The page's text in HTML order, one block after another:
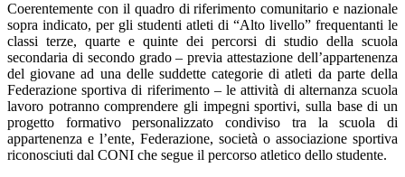
Coerentemente con il quadro di riferimento comunitario e nazionale
sopra indicato, per gli studenti atleti di “Alto livello” frequentanti le
classi terze, quarte e quinte dei percorsi di studio della scuola
secondaria di secondo grado – previa attestazione dell’appartenenza
del giovane ad una delle suddette categorie di atleti da parte della
Federazione sportiva di riferimento – le attività di alternanza scuola
lavoro potranno comprendere gli impegni sportivi, sulla base di un
progetto formativo personalizzato condiviso tra la scuola di
appartenenza e l’ente, Federazione, società o associazione sportiva
riconosciuti dal CONI che segue il percorso atletico dello studente.